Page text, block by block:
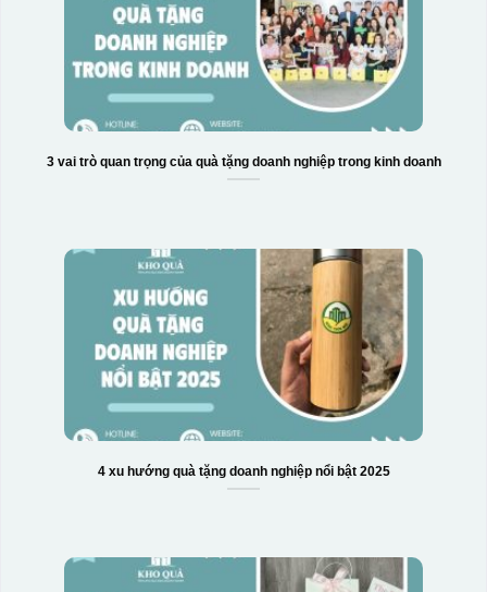
Hộp xi biểu trưng
3 vai trò quan trọng của quà tặng doanh nghiệp trong kinh doanh
4 xu hướng quà tặng doanh nghiệp nổi bật 2025